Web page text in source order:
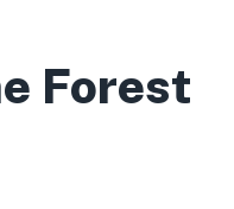
Forest